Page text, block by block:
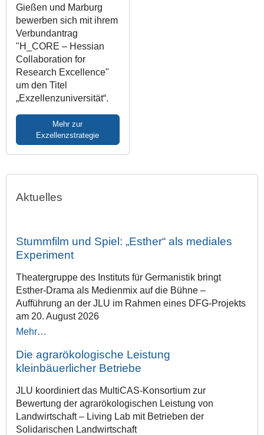
Gießen und Marburg
bewerben sich mit ihrem
Verbundantrag
"H_CORE – Hessian
Collaboration for
Research Excellence"
um den Titel
„Exzellenzuniversität“.
Mehr zur
Exzellenzstrategie
Aktuelles
Stummfilm und Spiel: „Esther“ als mediales
Experiment
Theatergruppe des Instituts für Germanistik bringt
Esther-Drama als Medienmix auf die Bühne –
Aufführung an der JLU im Rahmen eines DFG-Projekts
am 20. August 2026
Mehr…
Die agrarökologische Leistung
kleinbäuerlicher Betriebe
JLU koordiniert das MultiCAS-Konsortium zur
Bewertung der agrarökologischen Leistung von
Landwirtschaft – Living Lab mit Betrieben der
Solidarischen Landwirtschaft